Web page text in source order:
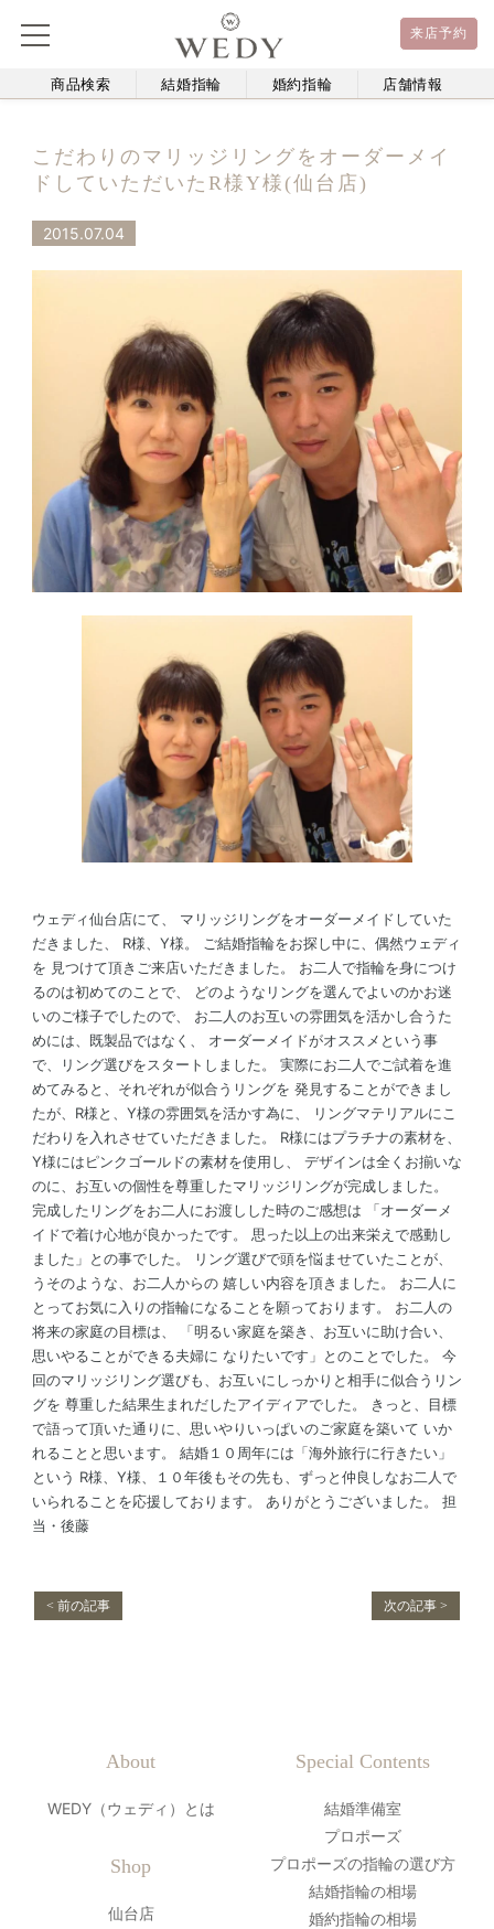
来店予約
商品検索 結婚指輪 婚約指輪 店舗情報
こだわりのマリッジリングをオーダーメイ
ドしていただいたR様Y様(仙台店)
2015.07.04
ウェディ仙台店にて、 マリッジリングをオーダーメイドしていた
だきました、 R様、Y様。 ご結婚指輪をお探し中に、偶然ウェディ
を 見つけて頂きご来店いただきました。 お二人で指輪を身につけ
るのは初めてのことで、 どのようなリングを選んでよいのかお迷
いのご様子でしたので、 お二人のお互いの雰囲気を活かし合うた
めには、既製品ではなく、 オーダーメイドがオススメという事
で、リング選びをスタートしました。 実際にお二人でご試着を進
めてみると、それぞれが似合うリングを 発見することができまし
たが、R様と、Y様の雰囲気を活かす為に、 リングマテリアルにこ
だわりを入れさせていただきました。 R様にはプラチナの素材を、
Y様にはピンクゴールドの素材を使用し、 デザインは全くお揃いな
のに、お互いの個性を尊重したマリッジリングが完成しました。
完成したリングをお二人にお渡しした時のご感想は 「オーダーメ
イドで着け心地が良かったです。 思った以上の出来栄えで感動し
ました」との事でした。 リング選びで頭を悩ませていたことが、
うそのような、お二人からの 嬉しい内容を頂きました。 お二人に
とってお気に入りの指輪になることを願っております。 お二人の
将来の家庭の目標は、 「明るい家庭を築き、お互いに助け合い、
思いやることができる夫婦に なりたいです」とのことでした。 今
回のマリッジリング選びも、お互いにしっかりと相手に似合うリン
グを 尊重した結果生まれだしたアイディアでした。 きっと、目標
で語って頂いた通りに、思いやりいっぱいのご家庭を築いて いか
れることと思います。 結婚１０周年には「海外旅行に行きたい」
という R様、Y様、１０年後もその先も、ずっと仲良しなお二人で
いられることを応援しております。 ありがとうございました。 担
当・後藤
< 前の記事 次の記事 >
About
WEDY（ウェディ）とは
Shop
仙台店
Special Contents
結婚準備室
プロポーズ
プロポーズの指輪の選び方
結婚指輪の相場
婚約指輪の相場